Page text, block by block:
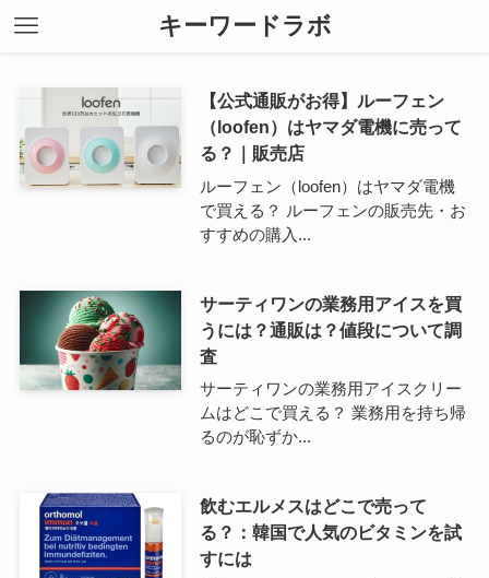
キーワードラボ
【公式通販がお得】ルーフェン
（loofen）はヤマダ電機に売って
る？｜販売店
ルーフェン（loofen）はヤマダ電機
で買える？ ルーフェンの販売先・お
すすめの購入...
サーティワンの業務用アイスを買
うには？通販は？値段について調
査
サーティワンの業務用アイスクリー
ムはどこで買える？ 業務用を持ち帰
るのが恥ずか...
飲むエルメスはどこで売って
る？：韓国で人気のビタミンを試
すには